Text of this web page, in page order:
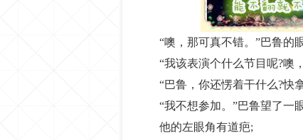
“噢，那可真不错。”巴鲁的
“我该表演个什么节目呢?噢
“巴鲁，你还愣着干什么?快
“我不想参加。”巴鲁望了一
他的左眼角有道疤;